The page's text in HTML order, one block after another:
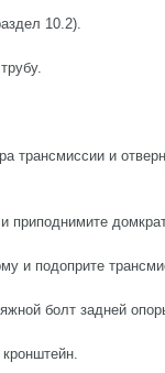
10.2).
трансмиссии и
приподнимите
и подоприте
болт задней